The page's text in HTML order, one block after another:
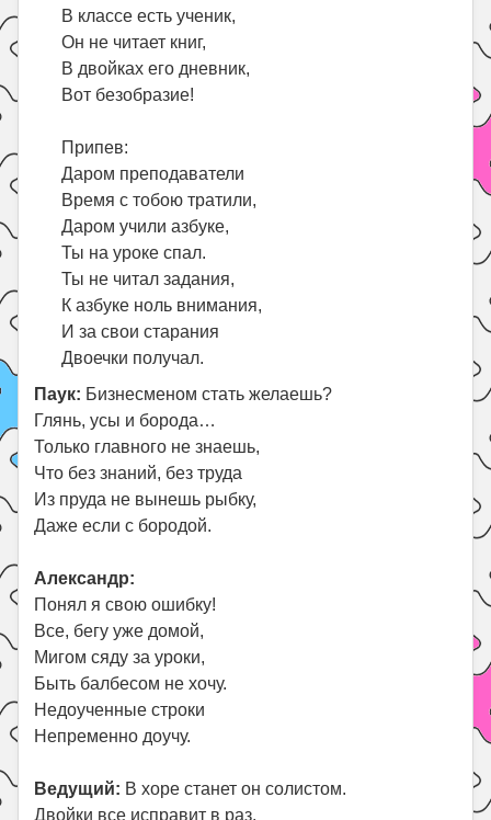
В классе есть ученик,
Он не читает книг,
В двойках его дневник,
Вот безобразие!
Припев:
Даром преподаватели
Время с тобою тратили,
Даром учили азбуке,
Ты на уроке спал.
Ты не читал задания,
К азбуке ноль внимания,
И за свои старания
Двоечки получал.
Паук: Бизнесменом стать желаешь?
Глянь, усы и борода…
Только главного не знаешь,
Что без знаний, без труда
Из пруда не вынешь рыбку,
Даже если с бородой.
Александр:
Понял я свою ошибку!
Все, бегу уже домой,
Мигом сяду за уроки,
Быть балбесом не хочу.
Недоученные строки
Непременно доучу.
Ведущий: В хоре станет он солистом.
Двойки все исправит в раз.